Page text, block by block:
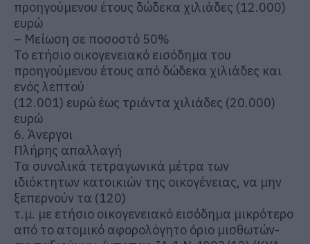
προηγούμενου έτους δώδεκα χιλιάδες (12.000)
ευρώ
– Μείωση σε ποσοστό 50%
Το ετήσιο οικογενειακό εισόδημα του
προηγούμενου έτους από δώδεκα χιλιάδες και
ενός λεπτού
(12.001) ευρώ έως τριάντα χιλιάδες (20.000)
ευρώ
6. Άνεργοι
Πλήρης απαλλαγή
Τα συνολικά τετραγωνικά μέτρα των
ιδιόκτητων κατοικιών της οικογένειας, να μην
ξεπερνούν τα (120)
τ.μ. με ετήσιο οικογενειακό εισόδημα μικρότερο
από το ατομικό αφορολόγητο όριο μισθωτών-